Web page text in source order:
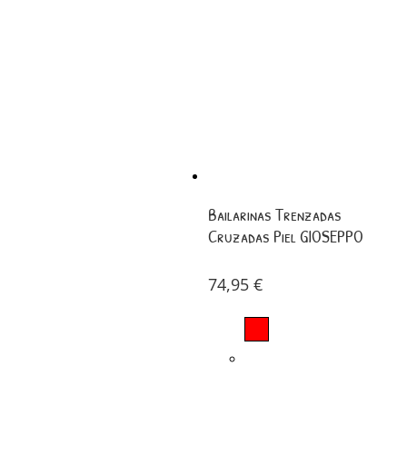
Bailarinas Trenzadas
Cruzadas Piel GIOSEPPO
74,95 €